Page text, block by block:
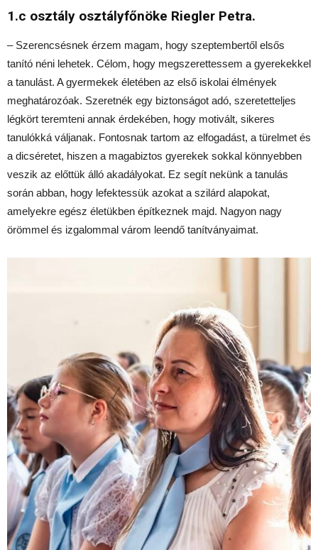
1.c osztály osztályfőnöke Riegler Petra.
– Szerencsésnek érzem magam, hogy szeptembertől elsős
tanító néni lehetek. Célom, hogy megszerettessem a gyerekekkel
a tanulást. A gyermekek életében az első iskolai élmények
meghatározóak. Szeretnék egy biztonságot adó, szeretetteljes
légkört teremteni annak érdekében, hogy motivált, sikeres
tanulókká váljanak. Fontosnak tartom az elfogadást, a türelmet és
a dicséretet, hiszen a magabiztos gyerekek sokkal könnyebben
veszik az előttük álló akadályokat. Ez segít nekünk a tanulás
során abban, hogy lefektessük azokat a szilárd alapokat,
amelyekre egész életükben építkeznek majd. Nagyon nagy
örömmel és izgalommal várom leendő tanítványaimat.